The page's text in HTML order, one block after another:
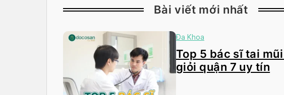
Bài viết mới nhất
Đa Khoa
Top 5 bác sĩ tai
giỏi quận 7 uy tín